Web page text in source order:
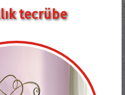
tecrübe